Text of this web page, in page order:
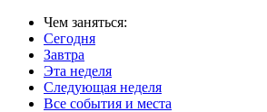
Чем заняться:
Сегодня
Завтра
Эта неделя
Следующая неделя
Все события и места